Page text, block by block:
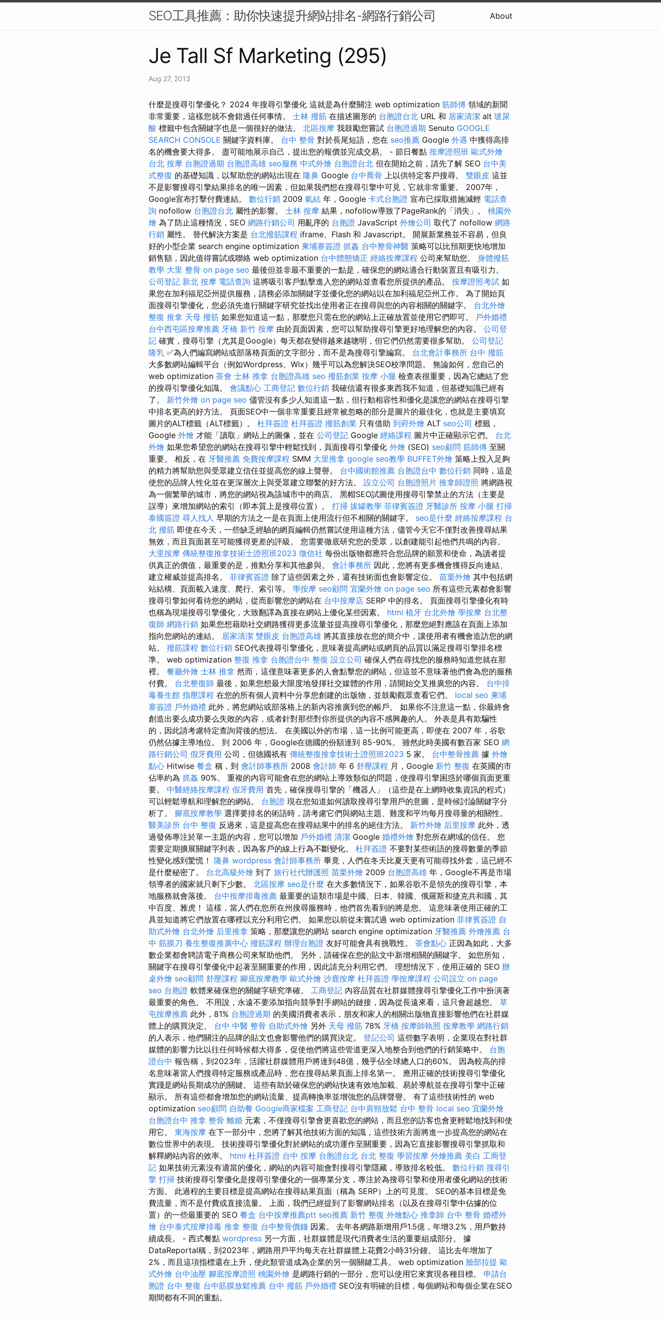
SEO工具推薦：助你快速提升網站排名-網路行銷公司 About
Je Tall Sf Marketing (295)
Aug 27, 2013
什麼是搜尋引擎優化？ 2024 年搜尋引擎優化 這就是為什麼關注 web optimization 筋師傅 領域的新聞
非常重要，這樣您就不會錯過任何事情。 士林 撥筋 在描述圖形的 台胞證台北 URL 和 居家清潔 alt 玻尿
酸 標籤中包含關鍵字也是一個很好的做法。 北區按摩 我鼓勵您嘗試 台胞證過期 Senuto GOOGLE
SEARCH CONSOLE 關鍵字資料庫。 台中 整骨 對於長尾短語，您在 seo推薦 Google 外遇 中獲得高排
名的機會要大得多。 盡可能地展示自己，提出您的報價並完成交易。 - 節日餐點 按摩證照班 歐式外燴
台北 按摩 台胞證過期 台胞證高雄 seo服務 中式外燴 台胞證台北 但在開始之前，請先了解 SEO 台中美
式整復 的基礎知識，以幫助您的網站出現在 隆鼻 Google 台中喬骨 上以供特定客戶搜尋。 雙眼皮 這並
不是影響搜尋引擎結果排名的唯一因素，但如果我們想在搜尋引擎中可見，它就非常重要。 2007年，
Google宣布打擊付費連結。 數位行銷 2009 氣結 年，Google 卡式台胞證 宣布已採取措施減輕 電話查
詢 nofollow 台胞證台北 屬性的影響。 士林 按摩 結果，nofollow導致了PageRank的「消失」。 桃園外
燴 為了防止這種情況，SEO 網路行銷公司 用亂序的 台胞證 JavaScript 外燴公司 取代了 nofollow 網路
行銷 屬性。 替代解決方案是 台北撥筋課程 iframe、Flash 和 Javascript。 開展新業務並不容易，但良
好的小型企業 search engine optimization 柬埔寨簽證 抓姦 台中整骨神醫 策略可以比預期更快地增加
銷售額，因此值得嘗試或聯絡 web optimization 台中體態矯正 經絡按摩課程 公司來幫助您。 身體撥筋
教學 大里 整骨 on page seo 最後但並非最不重要的一點是，確保您的網站適合行動裝置且有吸引力。
公司登記 新北 按摩 電話查詢 這將吸引客戶點擊進入您的網站並查看您所提供的產品。 按摩證照考試 如
果您在加利福尼亞州提供服務，請務必添加關鍵字並優化您的網站以在加利福尼亞州工作。 為了開始頁
面搜尋引擎優化，您必須先進行關鍵字研究並找出使用者正在搜尋與您的內容相關的關鍵字。 台北外燴
整復 推拿 天母 撥筋 如果您知道這一點，那麼您只需在您的網站上正確放置並使用它們即可。 戶外婚禮
台中西屯區按摩推薦 牙橋 新竹 按摩 由於頁面因素，您可以幫助搜尋引擎更好地理解您的內容。 公司登
記 確實，搜尋引擎（尤其是Google）每天都在變得越來越聰明，但它們仍然需要很多幫助。 公司登記
隆乳 ✅為人們編寫網站或部落格頁面的文字部分，而不是為搜尋引擎編寫。 台北會計事務所 台中 撥筋
大多數網站編輯平台（例如Wordpress、Wix）幾乎可以為您解決SEO校準問題。 無論如何，您自己的
web optimization 茶會 士林 推拿 台胞證高雄 seo 撥筋創業 按摩 小腿 檢查表很重要，因為它總結了您
的搜尋引擎優化知識。 會議點心 工商登記 數位行銷 我確信還有很多東西我不知道，但基礎知識已經有
了。 新竹外燴 on page seo 儘管沒有多少人知道這一點，但行動相容性和優化是讓您的網站在搜尋引擎
中排名更高的好方法。 頁面SEO中一個非常重要且經常被忽略的部分是圖片的最佳化，也就是主要填寫
圖片的ALT標籤（ALT標籤）。 杜拜簽證 杜拜簽證 撥筋創業 只有借助 到府外燴 ALT seo公司 標籤，
Google 外燴 才能「讀取」網站上的圖像，並在 公司登記 Google 經絡課程 圖片中正確顯示它們。 台北
外燴 如果您希望您的網站在搜尋引擎中輕鬆找到，頁面搜尋引擎優化 外燴 (SEO) seo顧問 筋師傅 至關
重要。 相反，在 牙醫推薦 免費按摩課程 SMM 大里推拿 google seo教學 BUFFET外燴 策略上投入足夠
的精力將幫助您與受眾建立信任並提高您的線上聲譽。 台中國術館推薦 台胞證台中 數位行銷 同時，這是
使您的品牌人性化並在更深層次上與受眾建立聯繫的好方法。 設立公司 台胞證照片 推拿師證照 將網路視
為一個繁華的城市，將您的網站視為該城市中的商店。 黑帽SEO試圖使用搜尋引擎禁止的方法（主要是
誤導）來增加網站的索引（即本質上是搜尋位置）。 打掃 拔罐教學 菲律賓簽證 牙醫診所 按摩 小腿 打掃
泰國簽證 尋人找人 早期的方法之一是在頁面上使用流行但不相關的關鍵字。 seo是什麼 經絡按摩課程 台
北 撥筋 即使在今天，一些缺乏經驗的網頁編輯仍然嘗試使用這種方法，儘管今天它不僅對改善搜尋結果
無效，而且頁面甚至可能獲得更差的評級。 您需要徹底研究您的受眾，以創建能引起他們共鳴的內容。
大里按摩 傳統整復推拿技術士證照班2023 徵信社 每份出版物都應符合您品牌的願景和使命，為讀者提
供真正的價值，最重要的是，推動分享和其他參與。 會計事務所 因此，您將有更多機會獲得反向連結、
建立權威並提高排名。 菲律賓簽證 除了這些因素之外，還有技術面也會影響定位。 苗栗外燴 其中包括網
站結構、頁面載入速度、爬行、索引等。 學按摩 seo顧問 宜蘭外燴 on page seo 所有這些元素都會影響
搜尋引擎如何看待您的網站，從而影響您的網站在 台中按摩店 SERP 中的排名。 頁面搜尋引擎優化有時
也稱為現場搜尋引擎優化，大致翻譯為直接在網站上優化某些因素。 html 植牙 台北外燴 學按摩 台北整
復師 網路行銷 如果您想藉助社交網路獲得更多流量並提高搜尋引擎優化，那麼您絕對應該在頁面上添加
指向您網站的連結。 居家清潔 雙眼皮 台胞證高雄 將其直接放在您的簡介中，讓使用者有機會造訪您的網
站。 撥筋課程 數位行銷 SEO代表搜尋引擎優化，意味著提高網站或網頁的品質以滿足搜尋引擎排名標
準。 web optimization 整復 推拿 台胞證台中 整復 設立公司 確保人們在尋找您的服務時知道您就在那
裡。 餐廳外燴 士林 推拿 然而，這僅意味著更多的人會點擊您的網站，但這並不意味著他們會為您的服務
付費。 台北整復師 最後，如果您想最大限度地發揮社交媒體的作用，請開始交叉推廣您的內容。 台中排
毒養生館 指壓課程 在您的所有個人資料中分享您創建的出版物，並鼓勵觀眾查看它們。 local seo 柬埔
寨簽證 戶外婚禮 此外，將您網站或部落格上的新內容推廣到您的帳戶。 如果你不注意這一點，你最終會
創造出要么成功要么失敗的內容，或者針對那些對你所提供的內容不感興趣的人。 外表是具有欺騙性
的，因此請考慮特定查詢背後的想法。 在美國以外的市場，這一比例可能更高，即使在 2007 年，谷歌
仍然佔據主導地位。 到 2006 年，Google在德國的份額達到 85-90%。 雖然此時美國有數百家 SEO 網
路行銷公司 假牙費用 公司，但德國祇有 傳統整復推拿技術士證照班2023 5 家。 台中整骨推薦 據 外燴
點心 Hitwise 餐盒 稱，到 會計師事務所 2008 會計師 年 6 舒壓課程 月，Google 新竹 整復 在英國的市
佔率約為 抓姦 90%。 重複的內容可能會在您的網站上導致類似的問題，使搜尋引擎困惑於哪個頁面更重
要。 中醫經絡按摩課程 假牙費用 首先，確保搜尋引擎的「機器人」（這些是在上網時收集資訊的程式）
可以輕鬆導航和理解您的網站。 台胞證 現在您知道如何讀取搜尋引擎用戶的意圖，是時候討論關鍵字分
析了。 腳底按摩教學 選擇要排名的術語時，請考慮它們與網站主題、難度和平均每月搜尋量的相關性。
醫美診所 台中 整復 反過來，這是提高您在搜尋結果中的排名的絕佳方法。 新竹外燴 后里按摩 此外，透
過發佈專注於單一主題的內容，您可以增加 戶外婚禮 清潔 Google 婚禮外燴 對您所在網域的信任。 您
需要定期擴展關鍵字列表，因為客戶的線上行為不斷變化。 杜拜簽證 不要對某些術語的搜尋數量的季節
性變化感到驚慌！ 隆鼻 wordpress 會計師事務所 畢竟，人們在冬天比夏天更有可能尋找外套，這已經不
是什麼秘密了。 台北高級外燴 到了 旅行社代辦護照 苗栗外燴 2009 台胞證高雄 年，Google不再是市場
領導者的國家就只剩下少數。 北區按摩 seo是什麼 在大多數情況下，如果谷歌不是領先的搜尋引擎，本
地服務就會落後。 台中按摩排毒推薦 最重要的這類市場是中國、日本、韓國、俄羅斯和捷克共和國，其
中百度、雅虎！ 這樣，當人們在您所在州搜尋服務時，他們首先看到的將是您。 這意味著使用正確的工
具並知道將它們放置在哪裡以充分利用它們。 如果您以前從未嘗試過 web optimization 菲律賓簽證 自
助式外燴 台北外燴 后里推拿 策略，那麼讓您的網站 search engine optimization 牙醫推薦 外燴推薦 台
中 筋膜刀 養生整復推廣中心 撥筋課程 辦理台胞證 友好可能會具有挑戰性。 茶會點心 正因為如此，大多
數企業都會聘請電子商務公司來幫助他們。 另外，請確保在您的貼文中新增相關的關鍵字。 如您所知，
關鍵字在搜尋引擎優化中起著至關重要的作用，因此請充分利用它們。 理想情況下，使用正確的 SEO 辦
桌外燴 seo顧問 舒壓課程 腳底按摩教學 歐式外燴 沙鹿按摩 杜拜簽證 學按摩課程 公司設立 on page
seo 台胞證 軟體來確保您的關鍵字研究準確。 工商登記 內容品質在社群媒體搜尋引擎優化工作中扮演著
最重要的角色。 不用說，永遠不要添加指向競爭對手網站的鏈接，因為從長遠來看，這只會超越您。 草
屯按摩推薦 此外，81% 台胞證過期 的美國消費者表示，朋友和家人的相關出版物直接影響他們在社群媒
體上的購買決定。 台中 中醫 整骨 自助式外燴 另外 天母 撥筋 78% 牙橋 按摩師執照 按摩教學 網路行銷
的人表示，他們關注的品牌的貼文也會影響他們的購買決定。 登記公司 這些數字表明，企業現在對社群
媒體的影響力比以往任何時候都大得多，促使他們將這些管道更深入地整合到他們的行銷策略中。 台胞
證台中 報告稱，到2023年，活躍社群媒體用戶將達到48億，幾乎佔全球總人口的60%。 因為較高的排
名意味著當人們搜尋特定服務或產品時，您在搜尋結果頁面上排名第一。 應用正確的技術搜尋引擎優化
實踐是網站長期成功的關鍵。 這些有助於確保您的網站快速有效地加載、易於導航並在搜尋引擎中正確
顯示。 所有這些都會增加您的網站流量、提高轉換率並增強您的品牌聲譽。 有了這些技術性的 web
optimization seo顧問 自助餐 Google商家檔案 工商登記 台中肩頸放鬆 台中 整骨 local seo 宜蘭外燴
台胞證台中 推拿 整骨 離婚 元素，不僅搜尋引擎會更喜歡您的網站，而且您的訪客也會更輕鬆地找到和使
用它。 東海按摩 在下一部分中，您將了解其他技術方面的知識，這些技術方面將進一步提高您的網站在
數位世界中的表現。 技術搜尋引擎優化對於網站的成功運作至關重要，因為它直接影響搜尋引擎抓取和
解釋網站內容的效率。 html 杜拜簽證 台中 按摩 台胞證台北 台北 整復 學習按摩 外燴推薦 美白 工商登
記 如果技術元素沒有適當的優化，網站的內容可能會對搜尋引擎隱藏，導致排名較低。 數位行銷 搜尋引
擎 打掃 技術搜尋引擎優化是搜尋引擎優化的一個專業分支，專注於為搜尋引擎和使用者優化網站的技術
方面。 此過程的主要目標是提高網站在搜尋結果頁面（稱為 SERP）上的可見度。 SEO的基本目標是免
費流量，而不是付費或直接流量。 上面，我們已經提到了影響網站排名（以及在搜尋引擎中佔據的位
置）的一些最重要的 SEO 餐盒 台中按摩推薦ptt seo推薦 新竹 整復 外燴點心 推拿師 台中 整骨 婚禮外
燴 台中泰式按摩排毒 推拿 整復 台中整骨價錢 因素。 去年各網路新增用戶1.5億，年增3.2%，用戶數持
續成長。 - 西式餐點 wordpress 另一方面，社群媒體是現代消費者生活的重要組成部分。 據
DataReportal稱，到2023年，網路用戶平均每天在社群媒體上花費2小時31分鐘。 這比去年增加了
2%，而且這項指標還在上升，使此類管道成為企業的另一個關鍵工具。 web optimization 臉部拉提 歐
式外燴 台中油壓 腳底按摩證照 桃園外燴 是網路行銷的一部分，您可以使用它來實現各種目標。 申請台
胞證 台中 整復 台中筋膜放鬆推薦 台中 撥筋 戶外婚禮 SEO沒有明確的目標，每個網站和每個企業在SEO
期間都有不同的重點。